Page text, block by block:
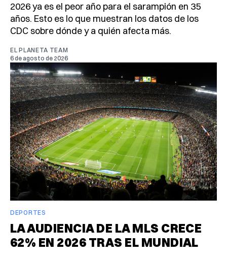
2026 ya es el peor año para el sarampión en 35
años. Esto es lo que muestran los datos de los
CDC sobre dónde y a quién afecta más.
EL PLANETA TEAM
6 de agosto de 2026
DEPORTES
LA AUDIENCIA DE LA MLS CRECE
62% EN 2026 TRAS EL MUNDIAL